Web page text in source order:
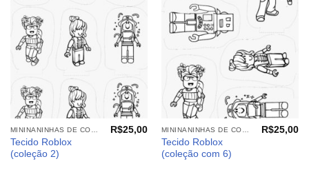
meus
desejos
Tecido Roblox
(coleção 2)
R$25,00
meus
desejos
Tecido Roblox
(coleção com 6)
R$25,00